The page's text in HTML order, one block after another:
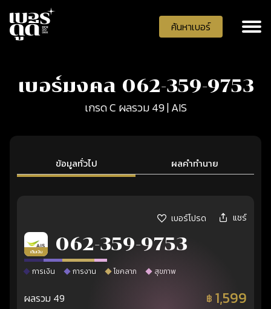
ค้นหาเบอร์
เบอร์มงคล 062-359-9753
เกรด C ผลรวม 49 | AIS
ข้อมูลทั่วไป ผลคำทำนาย
เบอร์โปรด แชร์
เติมเงิน 062-359-9753
การเงิน การงาน โชคลาภ สุขภาพ
ผลรวม 49 ฿ 1,599